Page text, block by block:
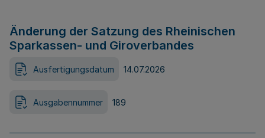
Änderung der Satzung des Rheinischen
Sparkassen- und Giroverbandes
Ausfertigungsdatum 14.07.2026
Ausgabennummer 189